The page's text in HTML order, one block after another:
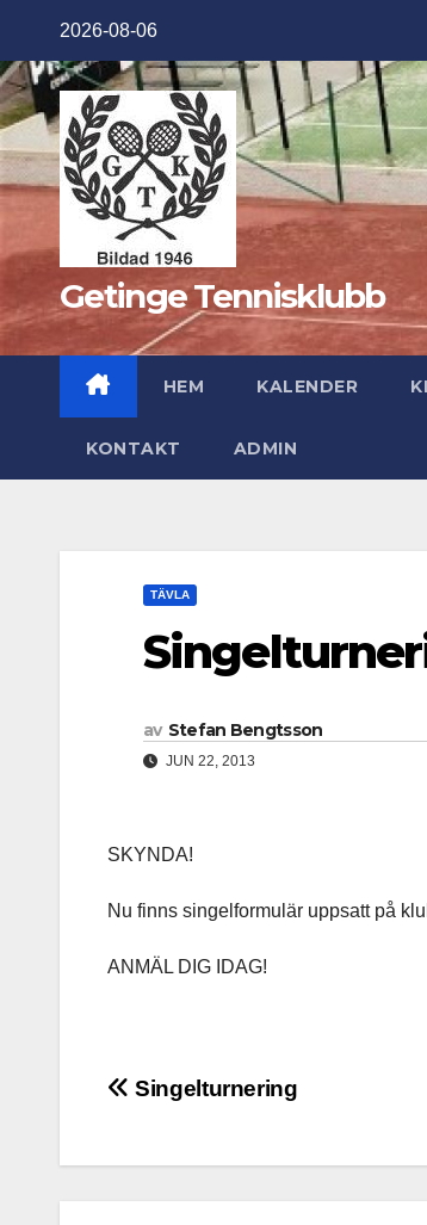
innehåll
2026-08-06
Getinge Tennisklubb
HEM KALENDER
KONTAKT ADMIN
TÄVLA
av Stefan Bengtsson
JUN 22, 2013
SKYNDA!
Nu finns singelformulär uppsatt på
ANMÄL DIG IDAG!
Inläggsnavigering
Singelturnering